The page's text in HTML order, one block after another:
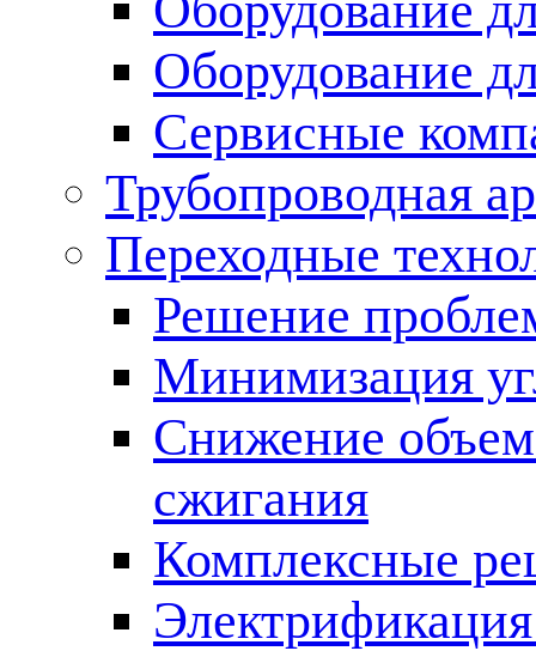
Оборудование
Сервисные
Трубопроводная
Переходные
Решение
Минимизация
Снижение
сжигания
Комплексные